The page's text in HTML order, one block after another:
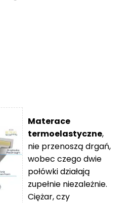
Materace
termoelastyczne,
nie przenoszą drgań,
wobec czego dwie
połówki działają
zupełnie niezależnie.
Ciężar, czy